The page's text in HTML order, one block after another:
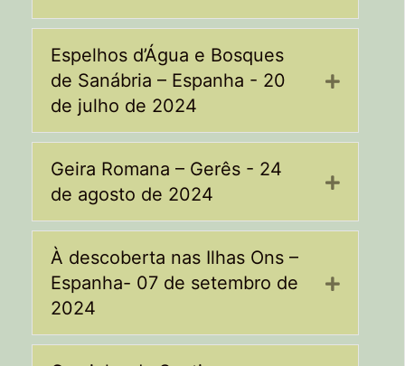
Espelhos d’Água e Bosques
de Sanábria – Espanha - 20
de julho de 2024
Expand
Geira Romana – Gerês - 24
de agosto de 2024
Expand
À descoberta nas Ilhas Ons –
Espanha- 07 de setembro de
2024
Expand